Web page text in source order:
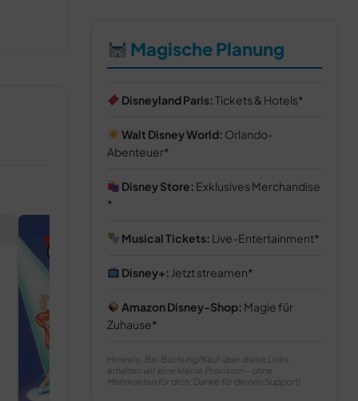
Magische Planung
Disneyland Paris:Tickets & Hotels
Walt Disney World: Orlando-
Abenteuer
Disney Store: Exklusives Merchandise
Musical Tickets: Live-Entertainment
Disney+: Jetzt streamen
Amazon Disney-Shop: Magie für
Zuhause
Hinweis: Bei Buchung/Kauf über diese Links
erhalten wir eine kleine Provision – ohne
Mehrkosten für dich. Danke für deinen Support!